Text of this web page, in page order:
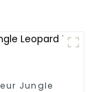
Jungle